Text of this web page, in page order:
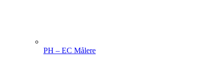
PH – EC Målere